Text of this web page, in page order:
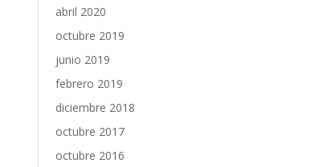
abril 2020
octubre 2019
junio 2019
febrero 2019
diciembre 2018
octubre 2017
octubre 2016